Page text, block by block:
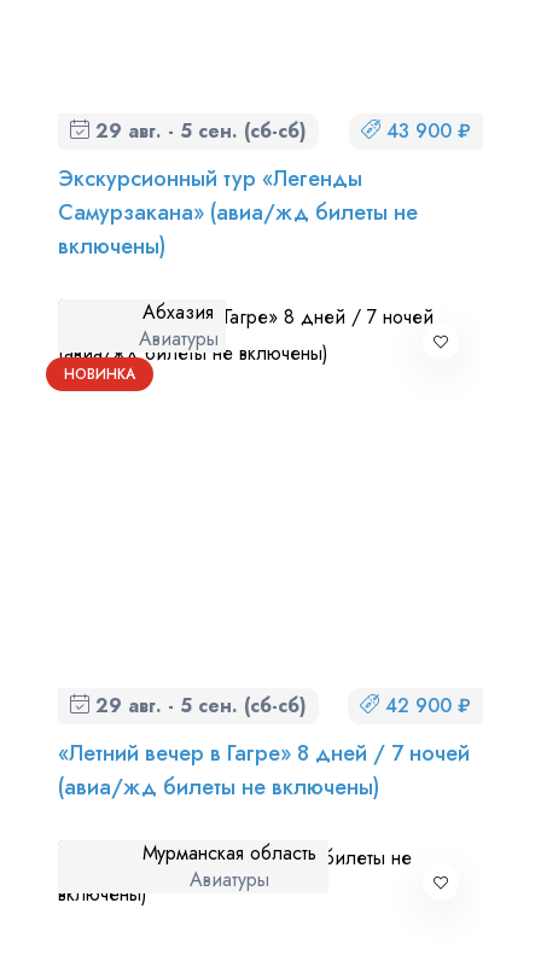
29 авг. - 5 сен. (сб-сб) 43 900 ₽
Экскурсионный тур «Легенды
Самурзакана» (авиа/жд билеты не
включены)
НОВИНКА
Абхазия
Авиатуры
29 авг. - 5 сен. (сб-сб) 42 900 ₽
«Летний вечер в Гагре» 8 дней / 7 ночей
(авиа/жд билеты не включены)
Мурманская область
Авиатуры